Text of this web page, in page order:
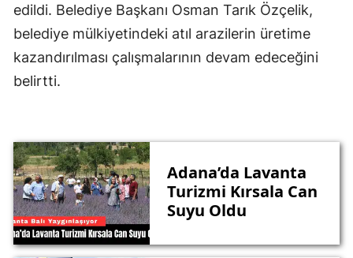
edildi. Belediye Başkanı Osman Tarık Özçelik,
belediye mülkiyetindeki atıl arazilerin üretime
kazandırılması çalışmalarının devam edeceğini
belirtti.
Adana’da Lavanta
Turizmi Kırsala Can
Suyu Oldu